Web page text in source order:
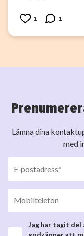
1 1
Lämna dina
med
Jag har tagit del
godkänner att